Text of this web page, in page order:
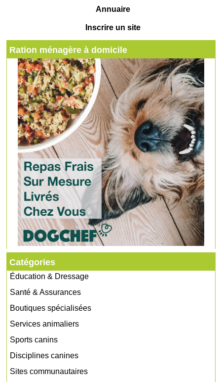
Annuaire
Inscrire un site
Ration ménagère à domicile
Catégories
Éducation & Dressage
Santé & Assurances
Boutiques spécialisées
Services animaliers
Sports canins
Disciplines canines
Sites communautaires